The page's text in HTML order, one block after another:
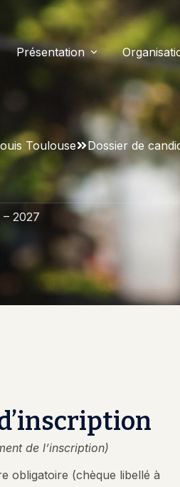
Présentation
Communauté Éducative
Projet D’établissement
ULIS
Les
Charte
Toulouse Dossier de
2027
de l’inscription)
obligatoire (chèque libellé à